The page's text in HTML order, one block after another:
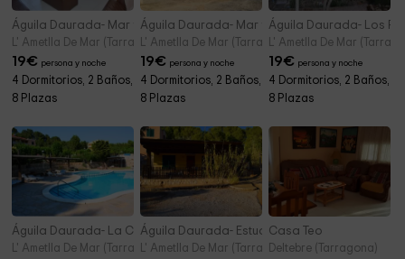
Águila Daurada- Mar y Sol 4
L' Ametlla De Mar (Tarragona)
19€ persona y noche
4 Dormitorios, 2 Baños,
8 Plazas
Águila Daurada- Mar y Sol 5
L' Ametlla De Mar (Tarragona)
19€ persona y noche
4 Dormitorios, 2 Baños,
8 Plazas
Águila Daurada- Los
L' Ametlla De Mar
19€ persona y noche
4 Dormitorios, 2 Baños,
8 Plazas
Águila Daurada- La Caseta 7
L' Ametlla De Mar (Tarragona)
Águila Daurada- Estudio
L' Ametlla De Mar (Tarragona)
Casa Teo
Deltebre (Tarragona)